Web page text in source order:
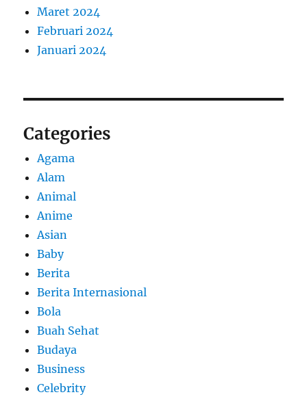
Maret 2024
Februari 2024
Januari 2024
Categories
Agama
Alam
Animal
Anime
Asian
Baby
Berita
Berita Internasional
Bola
Buah Sehat
Budaya
Business
Celebrity